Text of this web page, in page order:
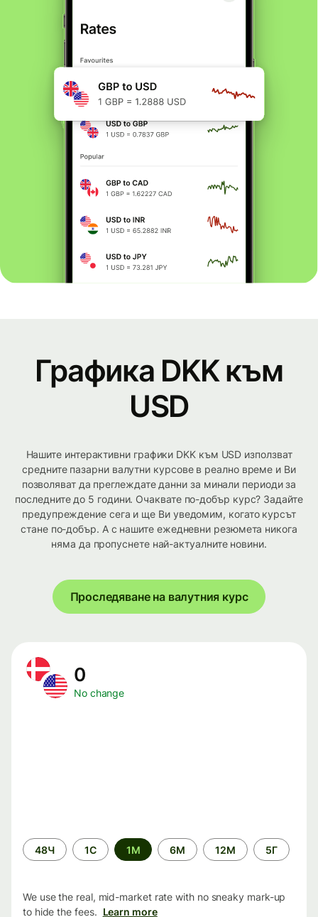
Графика DKK към
USD
Нашите интерактивни графики DKK към USD използват
средните пазарни валутни курсове в реално време и Ви
позволяват да преглеждате данни за минали периоди за
последните до 5 години. Очаквате по-добър курс? Задайте
предупреждение сега и ще Ви уведомим, когато курсът
стане по-добър. А с нашите ежедневни резюмета никога
няма да пропуснете най-актуалните новини.
Проследяване на валутния курс
0
No change
Time
period
48Ч 1С 1М 6М 12М 5Г
We use the real, mid-market rate with no sneaky mark-up
to hide the fees. Learn more